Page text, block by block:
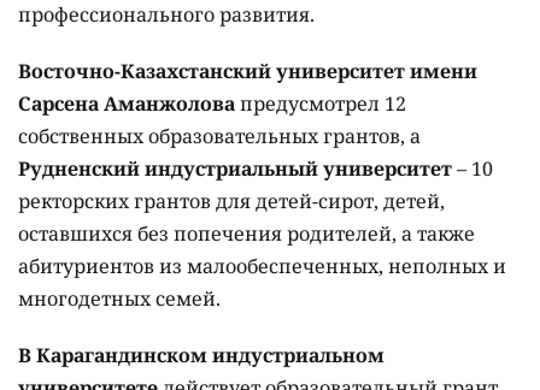
профессионального развития.
Восточно-Казахстанский университет имени
Сарсена Аманжоловапредусмотрел 12
собственных образовательных грантов, а
Рудненский индустриальный университет– 10
ректорских грантов для детей-сирот, детей,
оставшихся без попечения родителей, а также
абитуриентов из малообеспеченных, неполных и
многодетных семей.
В Карагандинском индустриальном